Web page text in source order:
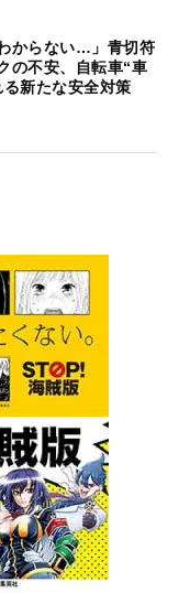
からない…」青切符
の不安、自転車“車
新たな安全対策